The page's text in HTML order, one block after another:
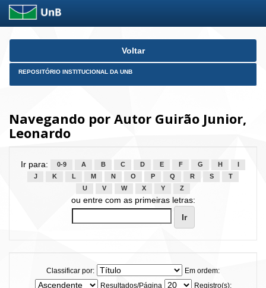
Skip
Voltar
REPOSITÓRIO INSTITUCIONAL DA UNB
Navegando por Autor Guirão Junior,
Leonardo
Ir para: 0-9 A B C D E F G H
J
K L M N O P Q R S
T
U
V W X Y Z
ou entre com as primeiras letras:
Classificar por:
Em ordem:
Resultados/Página
Registro(s):